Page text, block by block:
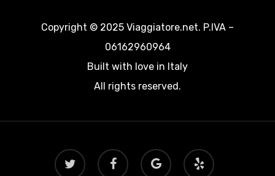
Copyright © 2025 Viaggiatore.net. P.IVA –
06162960964
Built with love in Italy
All rights reserved.
twitter facebook
google-
plus
yelp